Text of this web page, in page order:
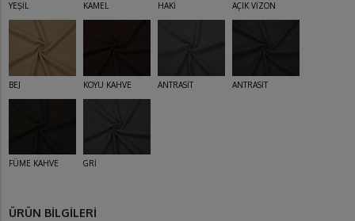
YEŞİL KAMEL HAKİ AÇIK VİZON
BEJ KOYU KAHVE ANTRASİT ANTRASİT
FÜME KAHVE GRİ
ÜRÜN BİLGİLERİ